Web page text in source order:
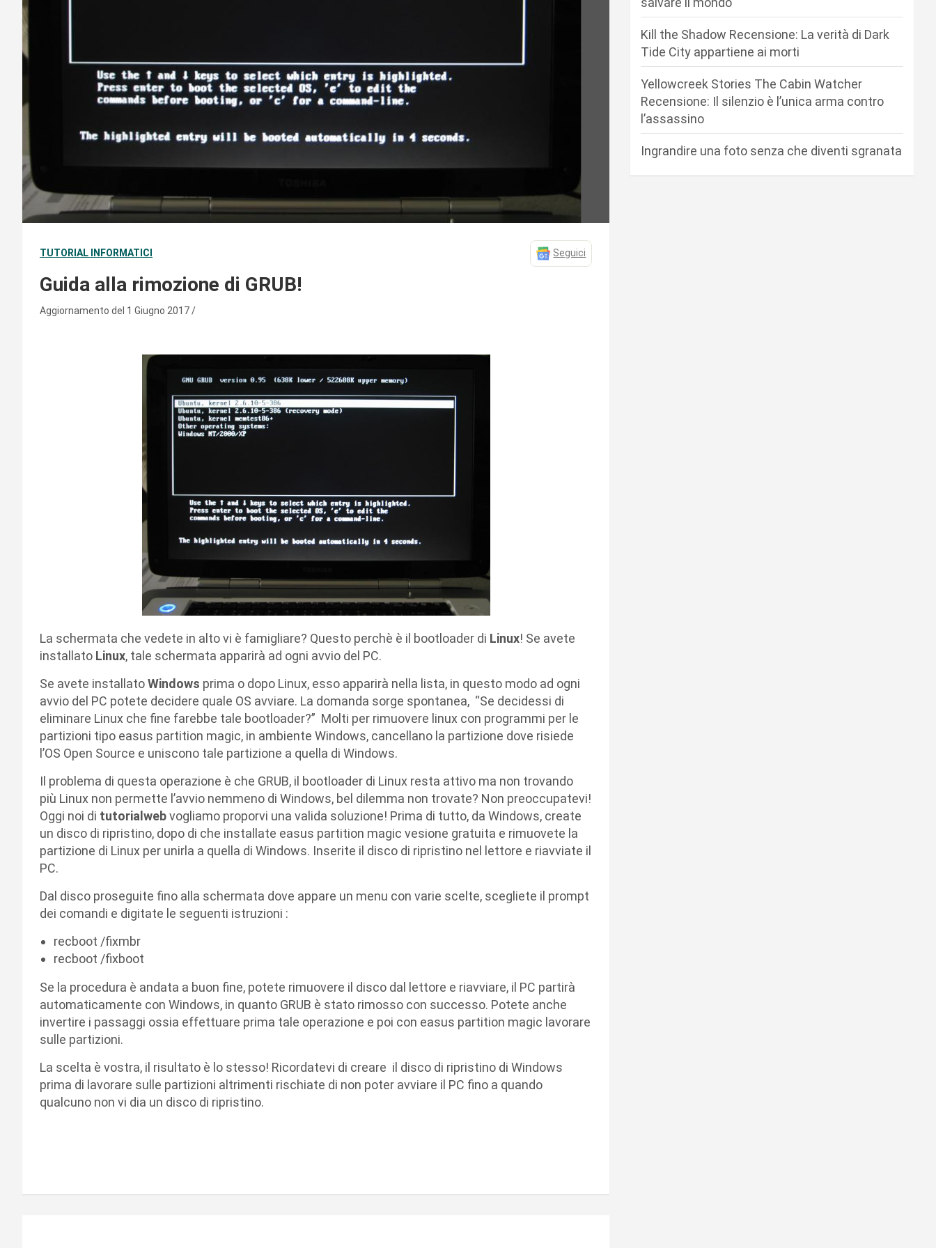
TUTORIAL INFORMATICI Seguici
Guida alla rimozione di GRUB!
Aggiornamento del 1 Giugno 2017
La schermata che vedete in alto vi è famigliare? Questo perchè è il bootloader di Linux! Se avete
installato Linux, tale schermata apparirà ad ogni avvio del PC.
Se avete installatoWindows prima o dopo Linux, esso apparirà nella lista, in questo modo ad ogni
avvio del PC potete decidere quale OS avviare. La domanda sorge spontanea, “Se decidessi di
eliminare Linux che fine farebbe tale bootloader?” Molti per rimuovere linux con programmi per le
partizioni tipo easus partition magic, in ambiente Windows, cancellano la partizione dove risiede
l’OS Open Source e uniscono tale partizione a quella di Windows.
Il problema di questa operazione è che GRUB, il bootloader di Linux resta attivo ma non trovando
più Linux non permette l’avvio nemmeno di Windows, bel dilemma non trovate? Non preoccupatevi!
Oggi noi di tutorialwebvogliamo proporvi una valida soluzione! Prima di tutto, da Windows, create
un disco di ripristino, dopo di che installate easus partition magic vesione gratuita e rimuovete la
partizione di Linux per unirla a quella di Windows. Inserite il disco di ripristino nel lettore e riavviate il
PC.
Dal disco proseguite fino alla schermata dove appare un menu con varie scelte, scegliete il prompt
dei comandi e digitate le seguenti istruzioni :
recboot /fixmbr
recboot /fixboot
Se la procedura è andata a buon fine, potete rimuovere il disco dal lettore e riavviare, il PC partirà
automaticamente con Windows, in quanto GRUB è stato rimosso con successo. Potete anche
invertire i passaggi ossia effettuare prima tale operazione e poi con easus partition magic lavorare
sulle partizioni.
La scelta è vostra, il risultato è lo stesso! Ricordatevi di creare il disco di ripristino di Windows
prima di lavorare sulle partizioni altrimenti rischiate di non poter avviare il PC fino a quando
qualcuno non vi dia un disco di ripristino.
Kill the Shadow Recensione: La verità di Dark
Tide City appartiene ai morti
Yellowcreek Stories The Cabin Watcher
Recensione: Il silenzio è l’unica arma contro
l’assassino
Ingrandire una foto senza che diventi sgranata